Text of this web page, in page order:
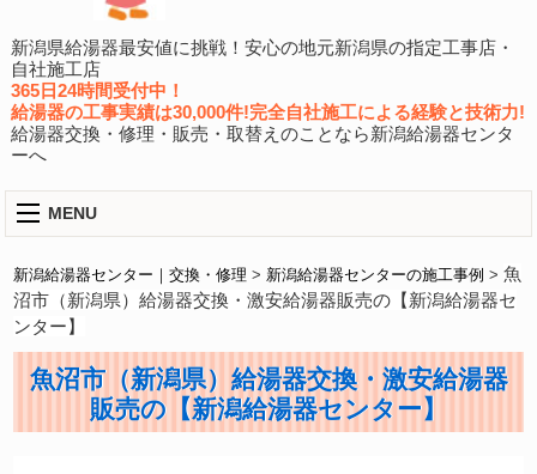
新潟県給湯器最安値に挑戦！安心の地元新潟県の指定工事店・
自社施工店
365日24時間受付中！
給湯器の工事実績は30,000件!完全自社施工による経験と技術力!
給湯器交換・修理・販売・取替えのことなら新潟給湯器センタ
ーへ
MENU
新潟給湯器センター｜交換・修理 > 新潟給湯器センターの施工事例 >魚
沼市（新潟県）給湯器交換・激安給湯器販売の【新潟給湯器セ
ンター】
魚沼市（新潟県）給湯器交換・激安給湯器
販売の【新潟給湯器センター】